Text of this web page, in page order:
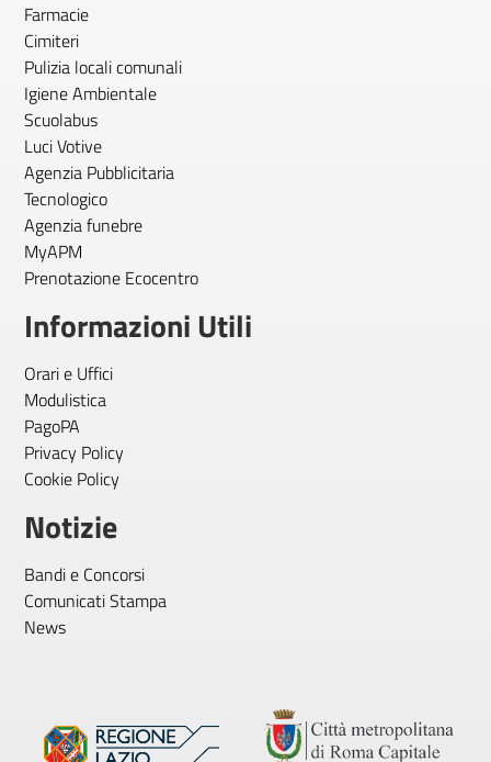
Farmacie
Cimiteri
Pulizia locali comunali
Igiene Ambientale
Scuolabus
Luci Votive
Agenzia Pubblicitaria
Tecnologico
Agenzia funebre
MyAPM
Prenotazione Ecocentro
Informazioni Utili
Orari e Uffici
Modulistica
PagoPA
Privacy Policy
Cookie Policy
Notizie
Bandi e Concorsi
Comunicati Stampa
News